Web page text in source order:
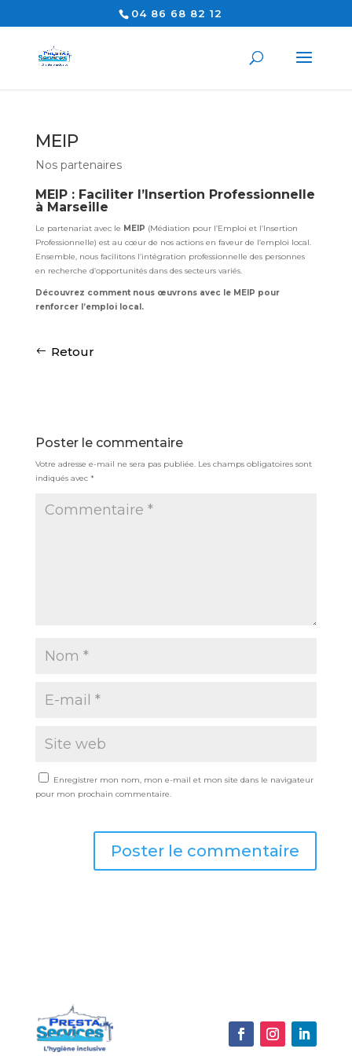
04 86 68 82 12
MEIP
Nos partenaires
MEIP : Faciliter l’Insertion Professionnelle
à Marseille
Le partenariat avec le MEIP (Médiation pour l’Emploi et l’Insertion
Professionnelle) est au cœur de nos actions en faveur de l’emploi local.
Ensemble, nous facilitons l’intégration professionnelle des personnes
en recherche d’opportunités dans des secteurs variés.
Découvrez comment nous œuvrons avec le MEIP pour
renforcer l’emploi local.
Retour
Poster le commentaire
Votre adresse e-mail ne sera pas publiée. Les champs obligatoires sont
indiqués avec *
Enregistrer mon nom, mon e-mail et mon site dans le navigateur
pour mon prochain commentaire.